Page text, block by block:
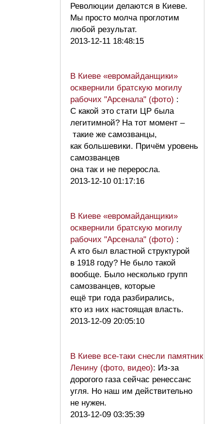
Революции делаются в Киеве.
Мы просто молча проглотим
любой результат.
2013-12-11 18:48:15
В Киеве «евромайданщики»
осквернили братскую могилу
рабочих "Арсенала" (фото) :
С какой это стати ЦР была
легитимной? На тот момент –
такие же самозванцы,
как большевики. Причём уровень
самозванцев
она так и не переросла.
2013-12-10 01:17:16
В Киеве «евромайданщики»
осквернили братскую могилу
рабочих "Арсенала" (фото) :
А кто был властной структурой
в 1918 году? Не было такой
вообще. Было несколько групп
самозванцев, которые
ещё три года разбирались,
кто из них настоящая власть.
2013-12-09 20:05:10
В Киеве все-таки снесли памятник
Ленину (фото, видео): Из-за
дорогого газа сейчас ренессанс
угля. Но наш им действительно
не нужен.
2013-12-09 03:35:39